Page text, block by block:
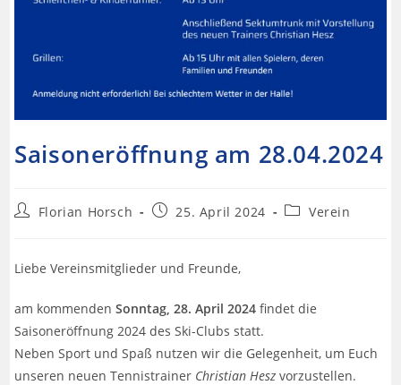
Saisoneröffnung am 28.04.2024
Florian Horsch 25. April 2024 Verein
Liebe Vereinsmitglieder und Freunde,
am kommendenSonntag, 28. April 2024findet die
Saisoneröffnung 2024 des Ski-Clubs statt.
Neben Sport und Spaß nutzen wir die Gelegenheit, um Euch
unseren neuen Tennistrainer Christian Hesz vorzustellen.